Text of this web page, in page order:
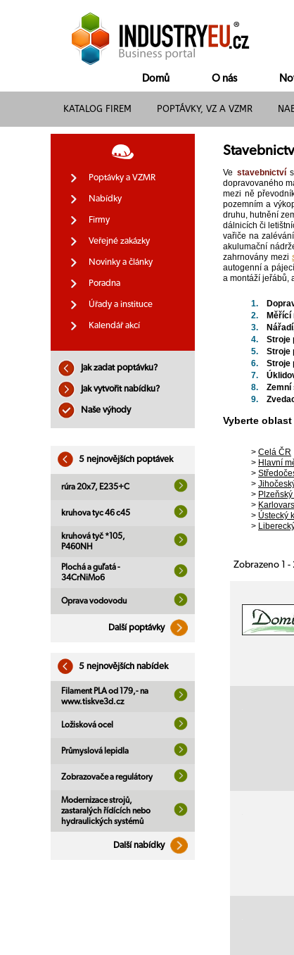
Domů O nás
KATALOG FIREM POPTÁVKY, VZ A VZMR
Poptávky a VZMR
Nabídky
Firmy
Veřejné zakázky
Novinky a články
Poradna
Úřady a instituce
Kalendář akcí
Jak zadat poptávku?
Jak vytvořit nabídku?
Naše výhody
5 nejnovějších poptávek
rúra 20x7, E235+C
kruhova tyc 46 c45
kruhová tyč *105,
P460NH
Plochá a guľatá -
34CrNiMo6
Oprava vodovodu
Další poptávky
5 nejnovějších nabídek
Filament PLA od 179,- na
www.tiskve3d.cz
Ložisková ocel
Průmyslová lepidla
Zobrazovače a regulátory
Modernizace strojů,
zastaralých řídících nebo
hydraulických systémů
Další nabídky
Ve stavebnictví
dopravovaného
mezi ně
pozemním a
druhu, hutnění
dálnicích či
vařiče na
akulumační
zahrnovány mezi
autogenní a
a montáží jeřábů,
1.
2.
3.
4.
Stroje
5.
Stroje
6.
Stroje
7.
8.
Zemní
9.
Vyberte oblast
> Celá ČR
> Hlavní
>
>
>
>
> Ústecký
>
Zobrazeno 1 -